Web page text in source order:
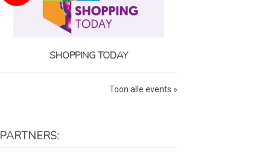
SHOPPING TODAY
Toon alle events »
PARTNERS: